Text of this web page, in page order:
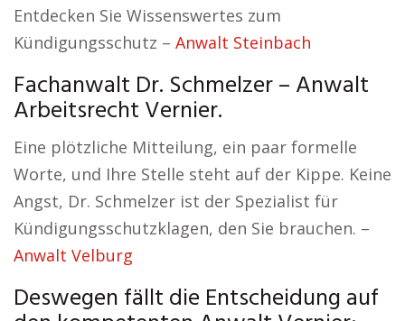
Entdecken Sie Wissenswertes zum
Kündigungsschutz – Anwalt Steinbach
Fachanwalt Dr. Schmelzer – Anwalt
Arbeitsrecht Vernier.
Eine plötzliche Mitteilung, ein paar formelle
Worte, und Ihre Stelle steht auf der Kippe. Keine
Angst, Dr. Schmelzer ist der Spezialist für
Kündigungsschutzklagen, den Sie brauchen. –
Anwalt Velburg
Deswegen fällt die Entscheidung auf